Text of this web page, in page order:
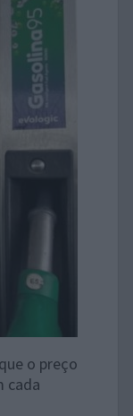
o preço
cada